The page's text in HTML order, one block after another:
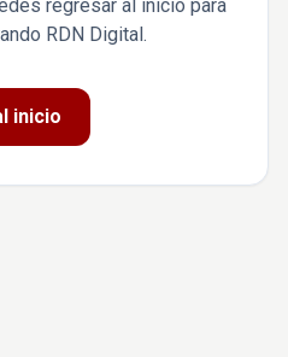
regresar al inicio para
RDN Digital.
inicio